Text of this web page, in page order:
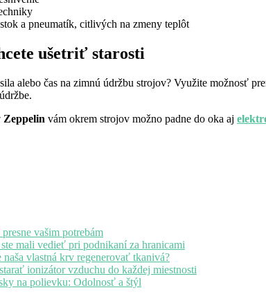
a pneumatík, citlivých na zmeny teplôt
ušetriť starosti
alebo čas na zimnú údržbu strojov? Využite možnosť
Zeppelin vám okrem strojov možno padne do oka aj
vašim potrebám
mali vedieť pri podnikaní za hranicami
vlastná krv regenerovať tkanivá?
ionizátor vzduchu do každej miestnosti
na polievku: Odolnosť a štýl